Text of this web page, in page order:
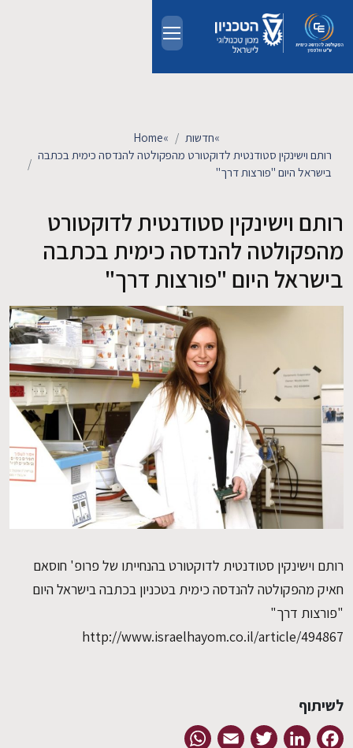
EN
לימודים
מחקר
חדשות ואירועים
קשרי תעשייה
Home» חדשות»
רותם וישינקין סטודנטית לדוקטורט מהפקולטה להנדסה כימית בכתבה
בישראל היום "פורצות דרך"
רותם וישינקין סטודנטית לדוקטורט
מהפקולטה להנדסה כימית בכתבה
בישראל היום "פורצות דרך"
רותם וישינקין סטודנטית לדוקטורט בהנחייתו של פרופ' חוסאם
חאיק מהפקולטה להנדסה כימית בטכניון בכתבה בישראל היום
"פורצות דרך"
http://www.israelhayom.co.il/article/494867
לשיתוף
Facebook
LinkedIn
Twitter
Email